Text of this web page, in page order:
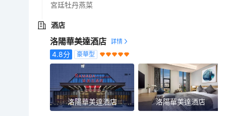
宮廷牡丹燕菜
酒店
洛陽華美達酒店
4.8分 豪華型
洛陽華美達酒店 洛陽華美達酒店